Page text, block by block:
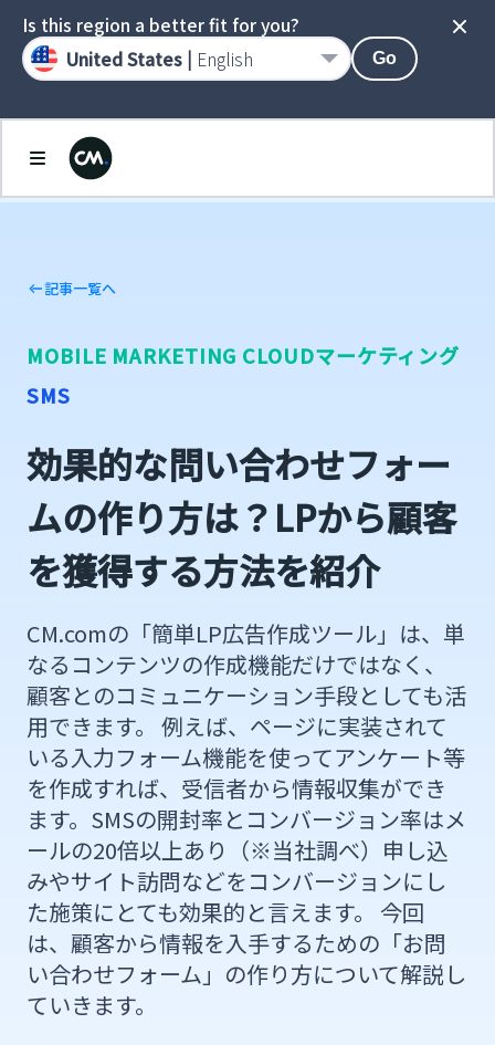
記事一覧へ
MOBILE MARKETING CLOUDマーケティング
SMS
効果的な問い合わせフォー
ムの作り方は？LPから顧客
を獲得する方法を紹介
CM.comの「簡単LP広告作成ツール」は、単
なるコンテンツの作成機能だけではなく、
顧客とのコミュニケーション手段としても活
用できます。 例えば、ページに実装されて
いる入力フォーム機能を使ってアンケート等
を作成すれば、受信者から情報収集ができ
ます。SMSの開封率とコンバージョン率はメ
ールの20倍以上あり（※当社調べ）申し込
みやサイト訪問などをコンバージョンにし
た施策にとても効果的と言えます。 今回
は、顧客から情報を入手するための「お問
い合わせフォーム」の作り方について解説し
ていきます。
Is this region a better fit for you?
United States | English Go